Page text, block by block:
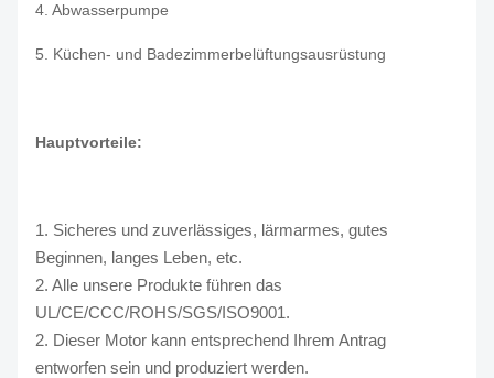
4. Abwasserpumpe
5. Küchen- und Badezimmerbelüftungsausrüstung
Hauptvorteile:
1. Sicheres und zuverlässiges, lärmarmes, gutes
Beginnen, langes Leben, etc.
2. Alle unsere Produkte führen das
UL/CE/CCC/ROHS/SGS/ISO9001.
2. Dieser Motor kann entsprechend Ihrem Antrag
entworfen sein und produziert werden.